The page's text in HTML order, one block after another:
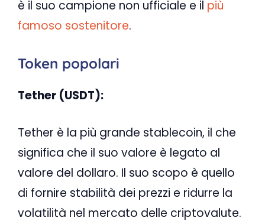
è il suo campione non ufficiale e il più
famoso sostenitore.
Token popolari
Tether (USDT):
Tether è la più grande stablecoin, il che
significa che il suo valore è legato al
valore del dollaro. Il suo scopo è quello
di fornire stabilità dei prezzi e ridurre la
volatilità nel mercato delle criptovalute.